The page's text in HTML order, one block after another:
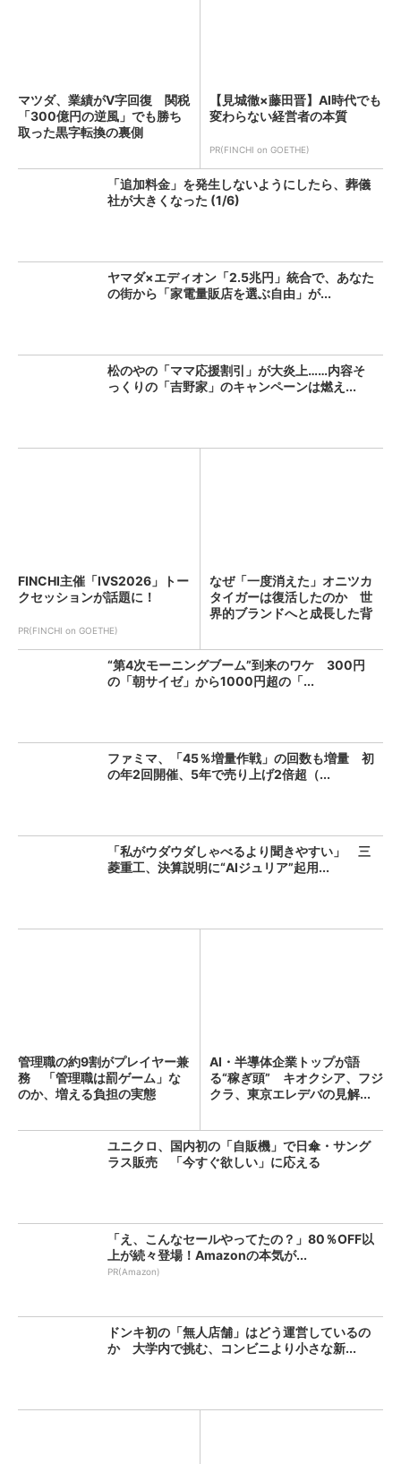
マツダ、業績がV字回復 関税
「300億円の逆風」でも勝ち
取った黒字転換の裏側
【見城徹×藤田晋】AI時代でも
変わらない経営者の本質
PR(FINCHI on GOETHE)
「追加料金」を発生しないようにしたら、葬儀
社が大きくなった (1/6)
ヤマダ×エディオン「2.5兆円」統合で、あなた
の街から「家電量販店を選ぶ自由」が...
松のやの「ママ応援割引」が大炎上……内容そ
っくりの「吉野家」のキャンペーンは燃え...
FINCHI主催「IVS2026」トー
クセッションが話題に！
PR(FINCHI on GOETHE)
なぜ「一度消えた」オニツカ
タイガーは復活したのか 世
界的ブランドへと成長した背
“第4次モーニングブーム”到来のワケ 300円
の「朝サイゼ」から1000円超の「...
ファミマ、「45％増量作戦」の回数も増量 初
の年2回開催、5年で売り上げ2倍超（...
「私がウダウダしゃべるより聞きやすい」 三
菱重工、決算説明に“AIジュリア”起用...
管理職の約9割がプレイヤー兼
務 「管理職は罰ゲーム」な
のか、増える負担の実態
AI・半導体企業トップが語
る“稼ぎ頭” キオクシア、フジ
クラ、東京エレデバの見解...
ユニクロ、国内初の「自販機」で日傘・サング
ラス販売 「今すぐ欲しい」に応える
「え、こんなセールやってたの？」80％OFF以
上が続々登場！Amazonの本気が...
PR(Amazon)
ドンキ初の「無人店舗」はどう運営しているの
か 大学内で挑む、コンビニより小さな新...